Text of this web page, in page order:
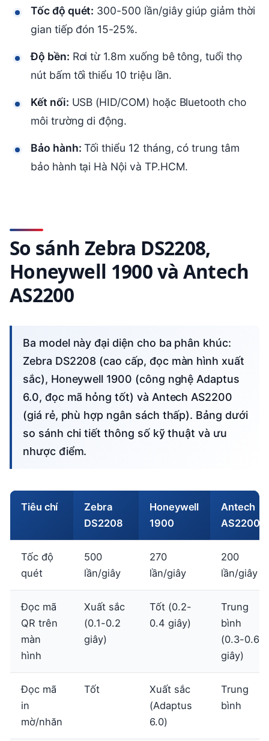
Tốc độ quét: 300-500 lần/giây giúp giảm thời
gian tiếp đón 15-25%.
Độ bền: Rơi từ 1.8m xuống bê tông, tuổi thọ
nút bấm tối thiểu 10 triệu lần.
Kết nối: USB (HID/COM) hoặc Bluetooth cho
môi trường di động.
Bảo hành: Tối thiểu 12 tháng, có trung tâm
bảo hành tại Hà Nội và TP.HCM.
So sánh Zebra DS2208,
Honeywell 1900 và Antech
AS2200
Ba model này đại diện cho ba phân khúc:
Zebra DS2208 (cao cấp, đọc màn hình xuất
sắc), Honeywell 1900 (công nghệ Adaptus
6.0, đọc mã hỏng tốt) và Antech AS2200
(giá rẻ, phù hợp ngân sách thấp). Bảng dưới
so sánh chi tiết thông số kỹ thuật và ưu
nhược điểm.
Tiêu chí
Zebra
DS2208
Honeywell
1900
Antech
AS2200
Tốc độ
quét
500
lần/giây
270
lần/giây
200
lần/giây
Đọc mã
QR trên
màn
hình
Xuất sắc
(0.1-0.2
giây)
Tốt (0.2-
0.4 giây)
Trung
bình
(0.3-0.6
giây)
Đọc mã
in
mờ/nhăn
Tốt
Xuất sắc
(Adaptus
6.0)
Trung
bình